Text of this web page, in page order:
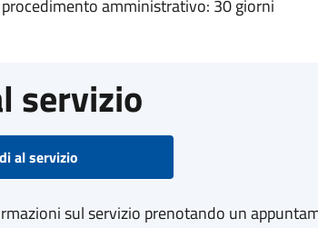
amministrativo: 30 giorni
servizio
al servizio
sul servizio prenotando un